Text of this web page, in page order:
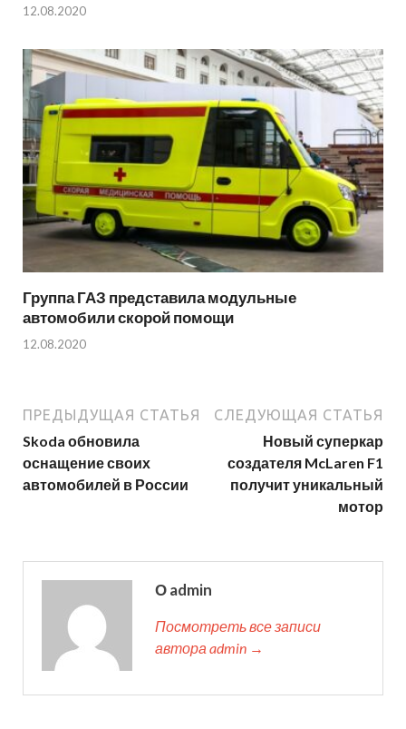
12.08.2020
Группа ГАЗ представила модульные
автомобили скорой помощи
12.08.2020
ПРЕДЫДУЩАЯ СТАТЬЯ
Skoda обновила
оснащение своих
автомобилей в России
СЛЕДУЮЩАЯ СТАТЬЯ
Новый суперкар
создателя McLaren F1
получит уникальный
мотор
О admin
Посмотреть все записи
автора admin →